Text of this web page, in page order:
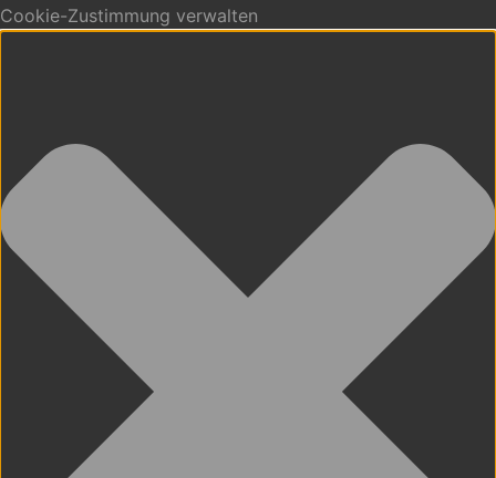
Cookie-Zustimmung verwalten